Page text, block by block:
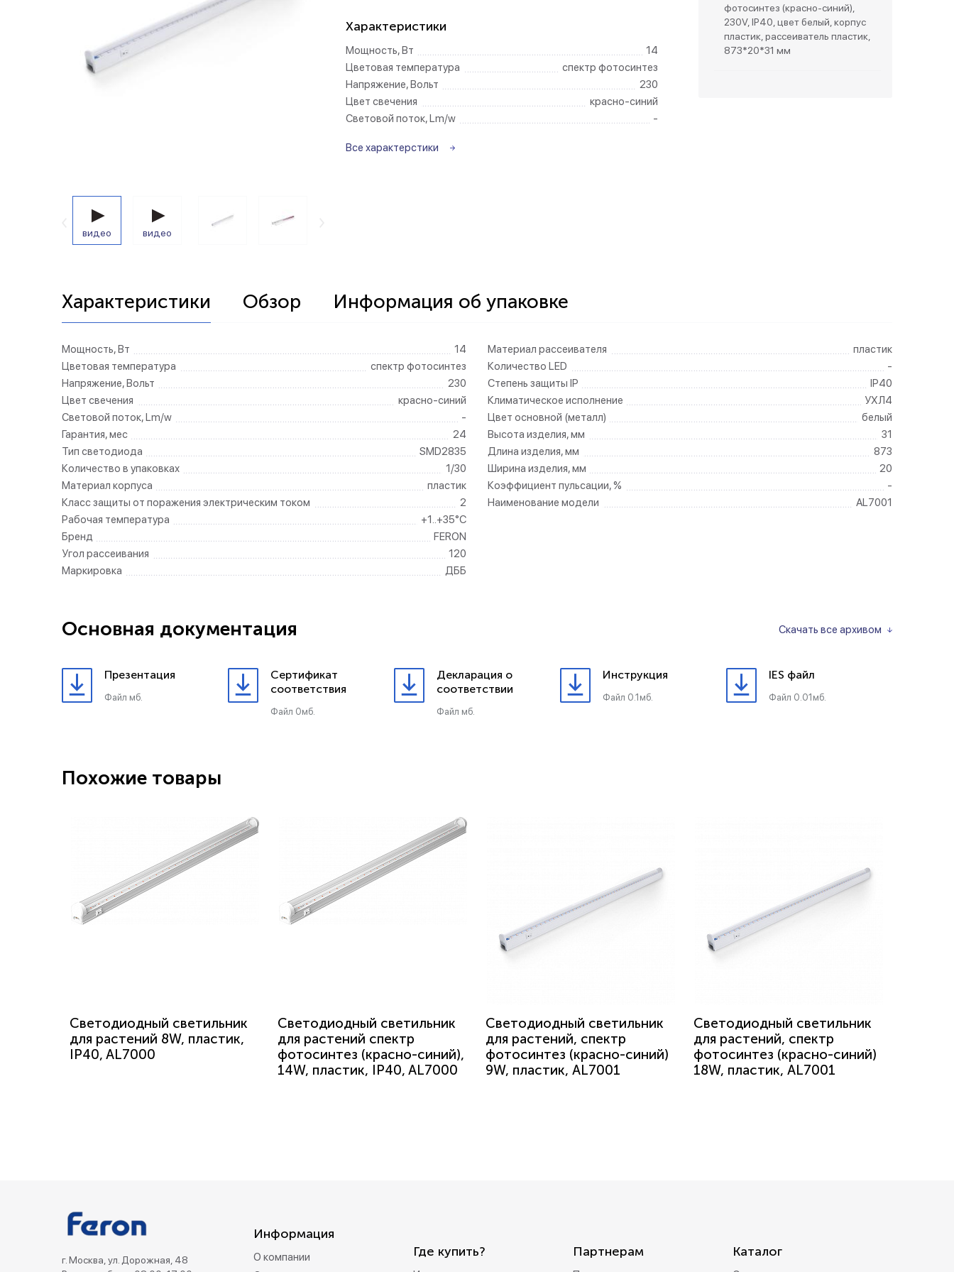
Беспроводные выключатели
Контроллеры и реле 220в Розетки садово-парковые
видео видео
Характеристики
Мощность, Вт
14
Цветовая температура
спектр фотосинтез
Напряжение, Вольт
230
Цвет свечения
красно-синий
Световой поток, Lm/w
-
Все характерстики
фотосинтез (красно-синий),
230V, IP40, цвет белый, корпус
пластик, рассеиватель пластик,
873*20*31 мм
Характеристики Обзор Информация об упаковке
Мощность, Вт
14
Цветовая температура
спектр фотосинтез
Напряжение, Вольт
230
Цвет свечения
красно-синий
Световой поток, Lm/w
-
Гарантия, мес
24
Тип светодиода
SMD2835
Количество в упаковках
1/30
Материал корпуса
пластик
Класс защиты от поражения электрическим током
2
Рабочая температура
+1..+35°C
Бренд
FERON
Угол рассеивания
120
Маркировка
ДББ
Материал рассеивателя
пластик
Количество LED
-
Степень защиты IP
IP40
Климатическое исполнение
УХЛ4
Цвет основной (металл)
белый
Высота изделия, мм
31
Длина изделия, мм
873
Ширина изделия, мм
20
Коэффициент пульсации, %
-
Наименование модели
AL7001
Скачать все архивом
Основная документация
Презентация
Файл мб.
Сертификат
соответствия
Файл 0мб.
Декларация о
соответствии
Файл мб.
Инструкция
Файл 0.1мб.
IES файл
Файл 0.01мб.
Похожие товары
Светодиодный светильник
для растений 8W, пластик,
IP40, AL7000
Светодиодный светильник
для растений спектр
фотосинтез (красно-синий),
14W, пластик, IP40, AL7000
Светодиодный светильник
для растений, спектр
фотосинтез (красно-синий)
9W, пластик, AL7001
Светодиодный светильник
для растений, спектр
фотосинтез (красно-синий)
18W, пластик, AL7001
г. Москва, ул. Дорожная, 48
Информация
О компании
Где купить? Партнерам Каталог